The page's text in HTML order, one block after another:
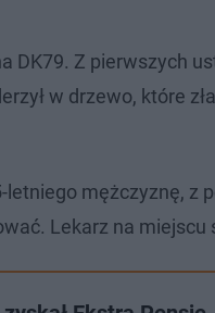
DK79. Z pierwszych
w drzewo, które
mężczyznę, z
Lekarz na miejscu